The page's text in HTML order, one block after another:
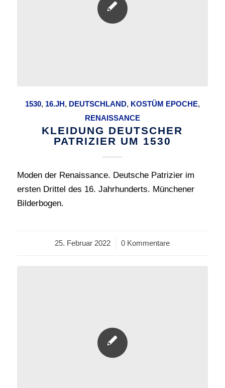
1530, 16.JH, DEUTSCHLAND, KOSTÜM EPOCHE,
RENAISSANCE
KLEIDUNG DEUTSCHER
PATRIZIER UM 1530
Moden der Renaissance. Deutsche Patrizier im
ersten Drittel des 16. Jahrhunderts. Münchener
Bilderbogen.
25. Februar 2022
/ 0 Kommentare